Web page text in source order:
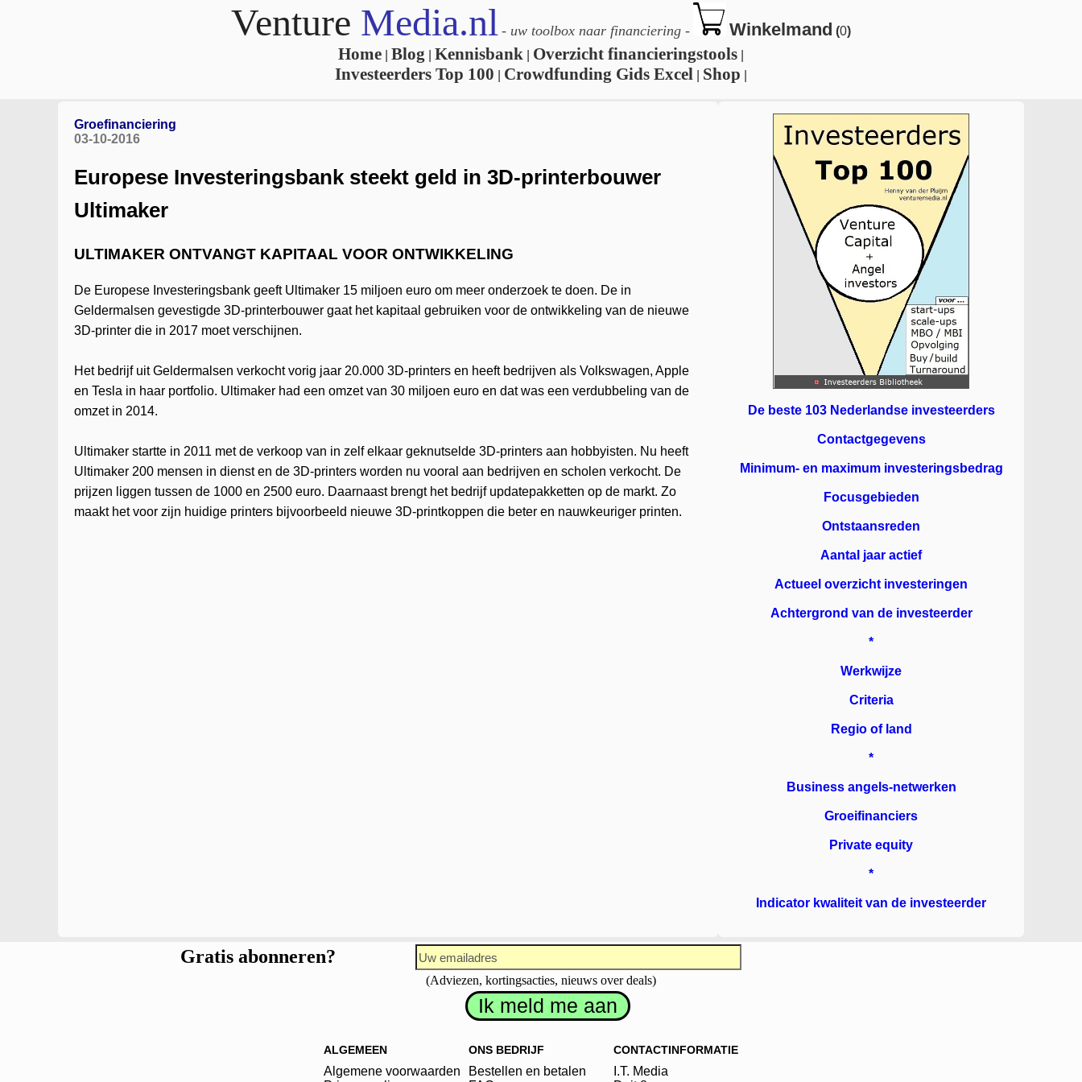
Venture Media.nl - uw toolbox naar financiering - Winkelmand (0)
Home Blog Kennisbank Overzicht financieringstools
Investeerders Top 100 Crowdfunding Gids Excel Shop
Groefinanciering
03-10-2016
Europese Investeringsbank steekt geld in 3D-printerbouwer
Ultimaker
ULTIMAKER ONTVANGT KAPITAAL VOOR ONTWIKKELING
De Europese Investeringsbank geeft Ultimaker 15 miljoen euro om meer onderzoek te doen. De in
Geldermalsen gevestigde 3D-printerbouwer gaat het kapitaal gebruiken voor de ontwikkeling van de nieuwe
3D-printer die in 2017 moet verschijnen.
Het bedrijf uit Geldermalsen verkocht vorig jaar 20.000 3D-printers en heeft bedrijven als Volkswagen, Apple
en Tesla in haar portfolio. Ultimaker had een omzet van 30 miljoen euro en dat was een verdubbeling van de
omzet in 2014.
Ultimaker startte in 2011 met de verkoop van in zelf elkaar geknutselde 3D-printers aan hobbyisten. Nu heeft
Ultimaker 200 mensen in dienst en de 3D-printers worden nu vooral aan bedrijven en scholen verkocht. De
prijzen liggen tussen de 1000 en 2500 euro. Daarnaast brengt het bedrijf updatepakketten op de markt. Zo
maakt het voor zijn huidige printers bijvoorbeeld nieuwe 3D-printkoppen die beter en nauwkeuriger printen.
De beste 103 Nederlandse investeerders
Contactgegevens
Minimum- en maximum investeringsbedrag
Focusgebieden
Ontstaansreden
Aantal jaar actief
Actueel overzicht investeringen
Achtergrond van de investeerder
*
Werkwijze
Criteria
Regio of land
*
Business angels-netwerken
Groeifinanciers
Private equity
*
Indicator kwaliteit van de investeerder
Gratis abonneren?
(Adviezen, kortingsacties, nieuws over deals)
ALGEMEEN
Algemene voorwaarden
ONS BEDRIJF
Bestellen en betalen
CONTACTINFORMATIE
I.T. Media